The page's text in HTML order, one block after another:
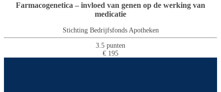
Farmacogenetica – invloed van genen op de werking van
medicatie
Stichting Bedrijfsfonds Apotheken
3.5 punten
€ 195